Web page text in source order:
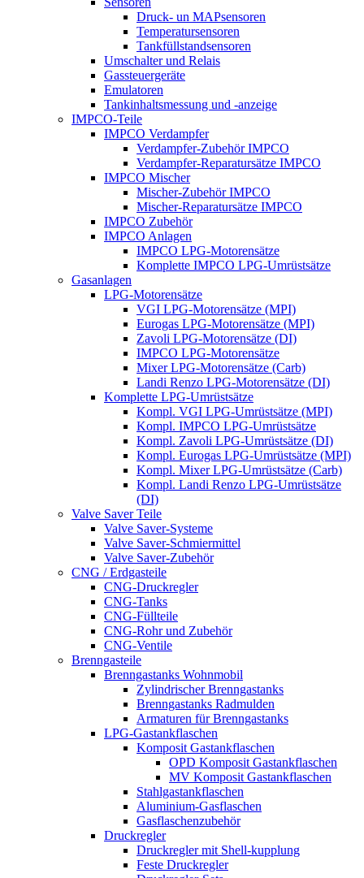
Druck- un MAPsensoren
Temperatursensoren
Tankfüllstandsensoren
Umschalter und Relais
Gassteuergeräte
Emulatoren
Tankinhaltsmessung und -anzeige
IMPCO-Teile
IMPCO Verdampfer
Verdampfer-Zubehör IMPCO
Verdampfer-Reparatursätze IMPCO
IMPCO Mischer
Mischer-Zubehör IMPCO
Mischer-Reparatursätze IMPCO
IMPCO Zubehör
IMPCO Anlagen
IMPCO LPG-Motorensätze
Komplette IMPCO LPG-Umrüstsätze
Gasanlagen
LPG-Motorensätze
VGI LPG-Motorensätze (MPI)
Eurogas LPG-Motorensätze (MPI)
Zavoli LPG-Motorensätze (DI)
IMPCO LPG-Motorensätze
Mixer LPG-Motorensätze (Carb)
Landi Renzo LPG-Motorensätze (DI)
Komplette LPG-Umrüstsätze
Kompl. VGI LPG-Umrüstsätze (MPI)
Kompl. IMPCO LPG-Umrüstsätze
Kompl. Zavoli LPG-Umrüstsätze (DI)
Kompl. Eurogas LPG-Umrüstsätze (MPI)
Kompl. Mixer LPG-Umrüstsätze (Carb)
Kompl. Landi Renzo LPG-Umrüstsätze
(DI)
Valve Saver Teile
Valve Saver-Systeme
Valve Saver-Schmiermittel
Valve Saver-Zubehör
CNG / Erdgasteile
CNG-Druckregler
CNG-Tanks
CNG-Füllteile
CNG-Rohr und Zubehör
CNG-Ventile
Brenngasteile
Brenngastanks Wohnmobil
Zylindrischer Brenngastanks
Brenngastanks Radmulden
Armaturen für Brenngastanks
LPG-Gastankflaschen
Komposit Gastankflaschen
OPD Komposit Gastankflaschen
MV Komposit Gastankflaschen
Stahlgastankflaschen
Aluminium-Gasflaschen
Gasflaschenzubehör
Druckregler
Druckregler mit Shell-kupplung
Feste Druckregler